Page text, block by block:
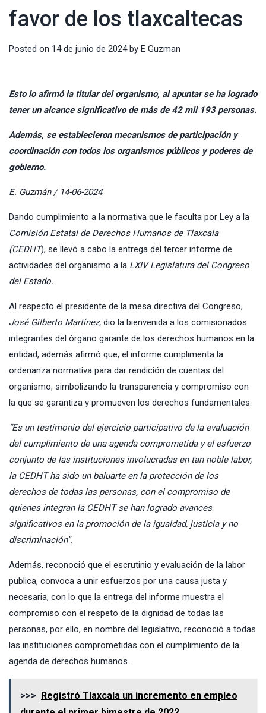
favor de los tlaxcaltecas
Posted on 14 de junio de 2024by E Guzman
Esto lo afirmó la titular del organismo, al apuntar se ha logrado
tener un alcance significativo de más de 42 mil 193 personas.
Además, se establecieron mecanismos de participación y
coordinación con todos los organismos públicos y poderes de
gobierno.
E. Guzmán / 14-06-2024
Dando cumplimiento a la normativa que le faculta por Ley a la
Comisión Estatal de Derechos Humanos de Tlaxcala
(CEDHT), se llevó a cabo la entrega del tercer informe de
actividades del organismo a la LXIV Legislatura del Congreso
del Estado.
Al respecto el presidente de la mesa directiva del Congreso,
José Gilberto Martínez, dio la bienvenida a los comisionados
integrantes del órgano garante de los derechos humanos en la
entidad, además afirmó que, el informe cumplimenta la
ordenanza normativa para dar rendición de cuentas del
organismo, simbolizando la transparencia y compromiso con
la que se garantiza y promueven los derechos fundamentales.
“Es un testimonio del ejercicio participativo de la evaluación
del cumplimiento de una agenda comprometida y el esfuerzo
conjunto de las instituciones involucradas en tan noble labor,
la CEDHT ha sido un baluarte en la protección de los
derechos de todas las personas, con el compromiso de
quienes integran la CEDHT se han logrado avances
significativos en la promoción de la igualdad, justicia y no
discriminación”.
Además, reconoció que el escrutinio y evaluación de la labor
publica, convoca a unir esfuerzos por una causa justa y
necesaria, con lo que la entrega del informe muestra el
compromiso con el respeto de la dignidad de todas las
personas, por ello, en nombre del legislativo, reconoció a todas
las instituciones comprometidas con el cumplimiento de la
agenda de derechos humanos.
>>>
Registró Tlaxcala un incremento en empleo